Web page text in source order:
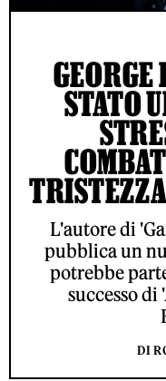
STATO
L'autore di
pubblica un
potrebbe
successo di
DI